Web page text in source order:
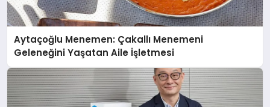
Aytaçoğlu Menemen: Çakallı Menemeni
Geleneğini Yaşatan Aile İşletmesi